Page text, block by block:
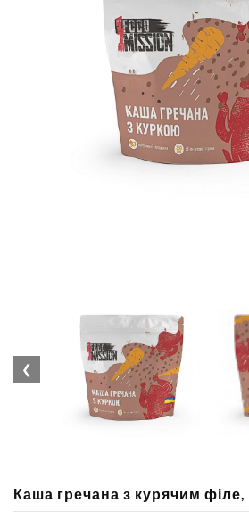
❮
Каша гречана з курячим філе,